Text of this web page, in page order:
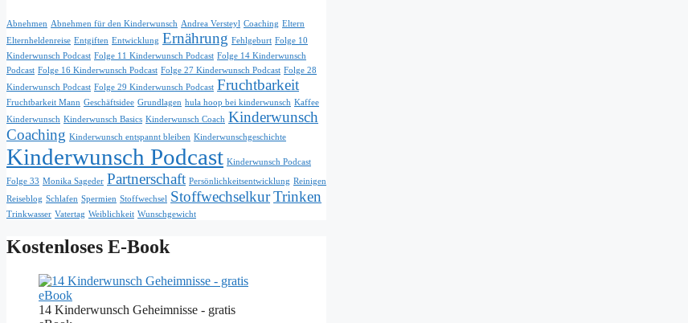
Abnehmen Abnehmen für den Kinderwunsch Andrea Versteyl Coaching Eltern
Elternheldenreise Entgiften Entwicklung Ernährung Fehlgeburt Folge 10
Kinderwunsch Podcast Folge 11 Kinderwunsch Podcast Folge 14 Kinderwunsch
Podcast Folge 16 Kinderwunsch Podcast Folge 27 Kinderwunsch Podcast Folge 28
Kinderwunsch Podcast Folge 29 Kinderwunsch Podcast Fruchtbarkeit
Fruchtbarkeit Mann Geschäftsidee Grundlagen hula hoop bei kinderwunsch Kaffee
Kinderwunsch Kinderwunsch Basics Kinderwunsch Coach Kinderwunsch
Coaching Kinderwunsch entspannt bleiben Kinderwunschgeschichte
Kinderwunsch Podcast Kinderwunsch Podcast
Folge 33 Monika Sageder Partnerschaft Persönlichkeitsentwicklung Reinigen
Reiseblog Schlafen Spermien Stoffwechsel StoffwechselkurTrinken
Trinkwasser Vatertag Weiblichkeit Wunschgewicht
Kostenloses E-Book
14 Kinderwunsch Geheimnisse - gratis